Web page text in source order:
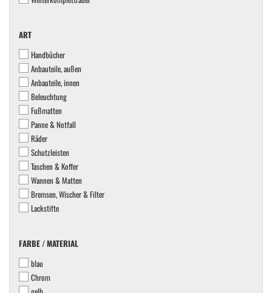
ART
ART
Handbücher
Anbauteile, außen
Anbauteile, innen
Beleuchtung
Fußmatten
Panne & Notfall
Räder
Schutzleisten
Taschen & Koffer
Wannen & Matten
Bremsen, Wischer & Filter
Lackstifte
FARBE
MATERIAL
FARBE / MATERIAL
blau
Chrom